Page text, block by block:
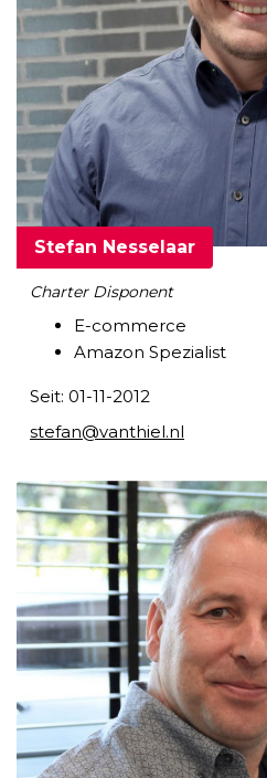
Stefan Nesselaar
Charter Disponent
E-commerce
Amazon Spezialist
Seit: 01-11-2012
stefan@vanthiel.nl